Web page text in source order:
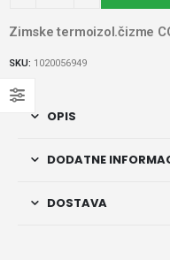
Zimske termoizol.čizme
SKU: 1020056949
OPIS
DODATNE
DOSTAVA